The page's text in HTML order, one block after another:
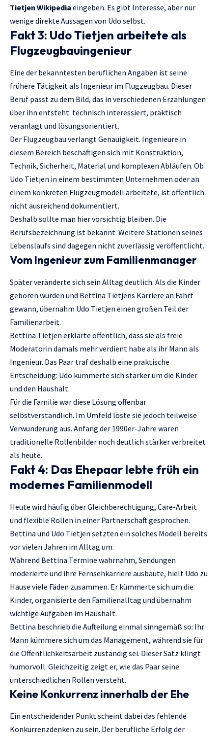
Tietjen Wikipedia eingeben. Es gibt Interesse, aber nur
wenige direkte Aussagen von Udo selbst.
Fakt 3: Udo Tietjen arbeitete als
Flugzeugbauingenieur
Eine der bekanntesten beruflichen Angaben ist seine
frühere Tätigkeit als Ingenieur im Flugzeugbau. Dieser
Beruf passt zu dem Bild, das in verschiedenen Erzählungen
über ihn entsteht: technisch interessiert, praktisch
veranlagt und lösungsorientiert.
Der Flugzeugbau verlangt Genauigkeit. Ingenieure in
diesem Bereich beschäftigen sich mit Konstruktion,
Technik, Sicherheit, Material und komplexen Abläufen. Ob
Udo Tietjen in einem bestimmten Unternehmen oder an
einem konkreten Flugzeugmodell arbeitete, ist öffentlich
nicht ausreichend dokumentiert.
Deshalb sollte man hier vorsichtig bleiben. Die
Berufsbezeichnung ist bekannt. Weitere Stationen seines
Lebenslaufs sind dagegen nicht zuverlässig veröffentlicht.
Vom Ingenieur zum Familienmanager
Später veränderte sich sein Alltag deutlich. Als die Kinder
geboren wurden und Bettina Tietjens Karriere an Fahrt
gewann, übernahm Udo Tietjen einen großen Teil der
Familienarbeit.
Bettina Tietjen erklärte öffentlich, dass sie als freie
Moderatorin damals mehr verdient habe als ihr Mann als
Ingenieur. Das Paar traf deshalb eine praktische
Entscheidung: Udo kümmerte sich stärker um die Kinder
und den Haushalt.
Für die Familie war diese Lösung offenbar
selbstverständlich. Im Umfeld löste sie jedoch teilweise
Verwunderung aus. Anfang der 1990er-Jahre waren
traditionelle Rollenbilder noch deutlich stärker verbreitet
als heute.
Fakt 4: Das Ehepaar lebte früh ein
modernes Familienmodell
Heute wird häufig über Gleichberechtigung, Care-Arbeit
und flexible Rollen in einer Partnerschaft gesprochen.
Bettina und Udo Tietjen setzten ein solches Modell bereits
vor vielen Jahren im Alltag um.
Während Bettina Termine wahrnahm, Sendungen
moderierte und ihre Fernsehkarriere ausbaute, hielt Udo zu
Hause viele Fäden zusammen. Er kümmerte sich um die
Kinder, organisierte den Familienalltag und übernahm
wichtige Aufgaben im Haushalt.
Bettina beschrieb die Aufteilung einmal sinngemäß so: Ihr
Mann kümmere sich um das Management, während sie für
die Öffentlichkeitsarbeit zuständig sei. Dieser Satz klingt
humorvoll. Gleichzeitig zeigt er, wie das Paar seine
unterschiedlichen Rollen versteht.
Keine Konkurrenz innerhalb der Ehe
Ein entscheidender Punkt scheint dabei das fehlende
Konkurrenzdenken zu sein. Der berufliche Erfolg der